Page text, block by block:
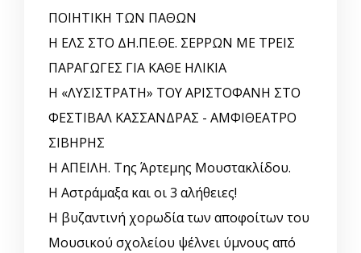
ΠΟΙΗΤΙΚΗ ΤΩΝ ΠΑΘΩΝ
Η ΕΛΣ ΣΤΟ ΔΗ.ΠΕ.ΘΕ. ΣΕΡΡΩΝ ΜΕ ΤΡΕΙΣ
ΠΑΡΑΓΩΓΕΣ ΓΙΑ ΚΑΘΕ ΗΛΙΚΙΑ
Η «ΛΥΣΙΣΤΡΑΤΗ» ΤΟΥ ΑΡΙΣΤΟΦΑΝΗ ΣΤΟ
ΦΕΣΤΙΒΑΛ ΚΑΣΣΑΝΔΡΑΣ - ΑΜΦΙΘΕΑΤΡΟ
ΣΙΒΗΡΗΣ
Η ΑΠΕΙΛΗ. Της Άρτεμης Μουστακλίδου.
Η Αστράμαξα και οι 3 αλήθειες!
Η βυζαντινή χορωδία των αποφοίτων του
Μουσικού σχολείου ψέλνει ύμνους από